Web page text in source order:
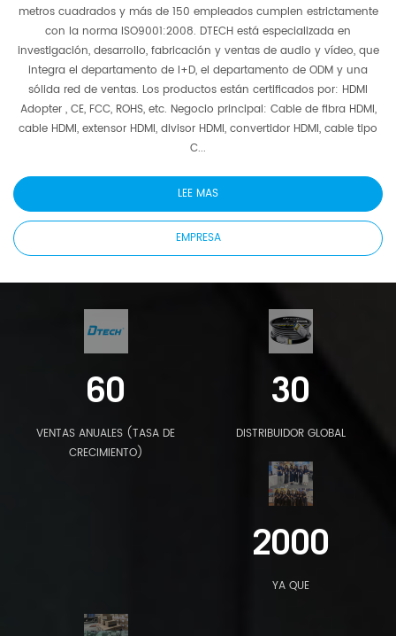
metros cuadrados y más de 150 empleados cumplen estrictamente
con la norma ISO9001:2008. DTECH está especializada en
investigación, desarrollo, fabricación y ventas de audio y vídeo, que
integra el departamento de I+D, el departamento de ODM y una
sólida red de ventas. Los productos están certificados por: HDMI
Adopter , CE, FCC, ROHS, etc. Negocio principal: Cable de fibra HDMI,
cable HDMI, extensor HDMI, divisor HDMI, convertidor HDMI, cable tipo
C...
LEE MAS
EMPRESA
60
VENTAS ANUALES (TASA DE
CRECIMIENTO)
30
DISTRIBUIDOR GLOBAL
2000
YA QUE